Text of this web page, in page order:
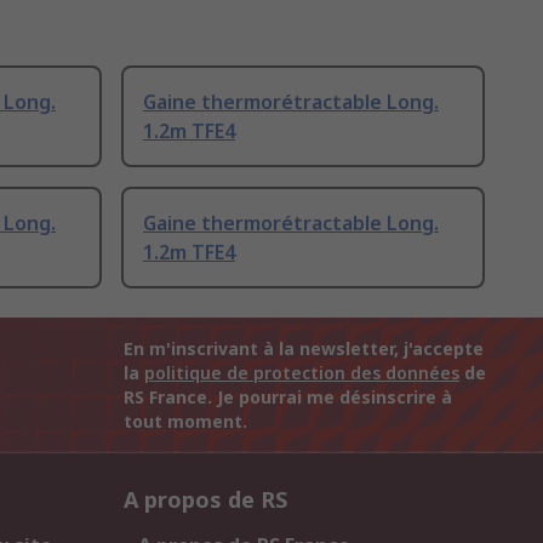
Gaine thermorétractable Long.
1.2m TFE4
Gaine thermorétractable Long.
1.2m TFE4
En m'inscrivant à la newsletter, j'accepte
la politique de protection des données de
RS France. Je pourrai me désinscrire à
tout moment.
A propos de RS